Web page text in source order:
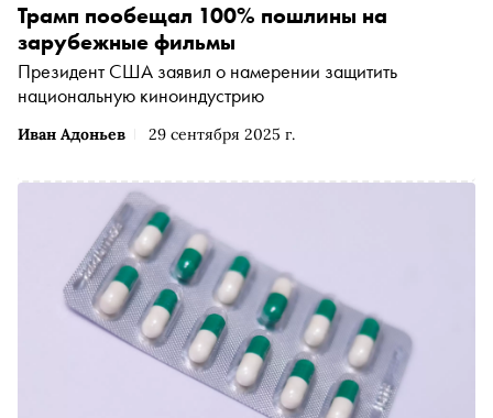
Иван Адоньев 29 сентября 2025 г.
Трамп пообещал 100% пошлины на
зарубежные фильмы
Президент США заявил о намерении защитить
национальную киноиндустрию